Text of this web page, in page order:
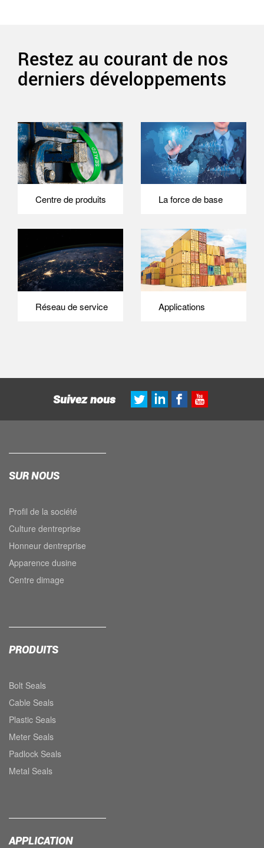
Restez au courant de nos
derniers développements
Centre de produits La force de base
Réseau de service Applications
Suivez nous
SUR NOUS
Profil de la société
Culture dentreprise
Honneur dentreprise
Apparence dusine
Centre dimage
PRODUITS
Bolt Seals
Cable Seals
Plastic Seals
Meter Seals
Padlock Seals
Metal Seals
APPLICATION